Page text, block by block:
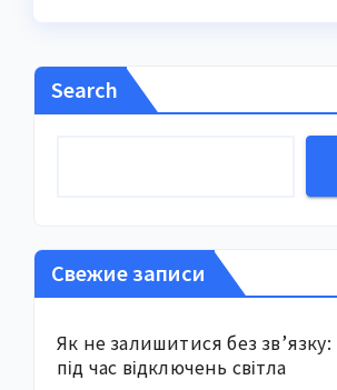
Search
Свежие записи
Як не залишитися без зв’язку:
під час відключень світла